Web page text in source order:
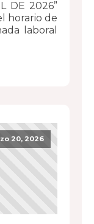
DE 2026”
horario de
laboral
20, 2026